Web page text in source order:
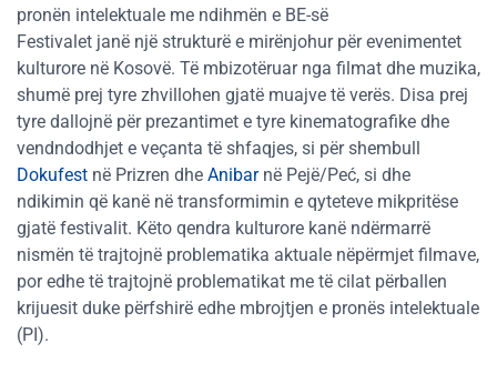
pronën intelektuale me ndihmën e BE-së
Festivalet janë një strukturë e mirënjohur për evenimentet
kulturore në Kosovë. Të mbizotëruar nga filmat dhe muzika,
shumë prej tyre zhvillohen gjatë muajve të verës. Disa prej
tyre dallojnë për prezantimet e tyre kinematografike dhe
vendndodhjet e veçanta të shfaqjes, si për shembull
Dokufest në Prizren dhe Anibarnë Pejë/Peć, si dhe
ndikimin që kanë në transformimin e qyteteve mikpritëse
gjatë festivalit. Këto qendra kulturore kanë ndërmarrë
nismën të trajtojnë problematika aktuale nëpërmjet filmave,
por edhe të trajtojnë problematikat me të cilat përballen
krijuesit duke përfshirë edhe mbrojtjen e pronës intelektuale
(PI).